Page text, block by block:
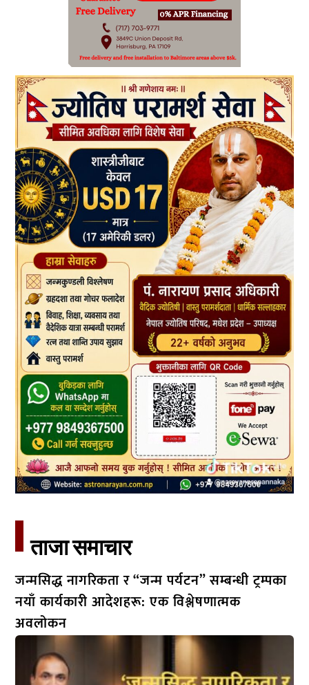
ताजा समाचार​
जन्मसिद्ध नागरिकता र “जन्म पर्यटन” सम्बन्धी ट्रम्पका
नयाँ कार्यकारी आदेशहरू: एक विश्लेषणात्मक
अवलोकन